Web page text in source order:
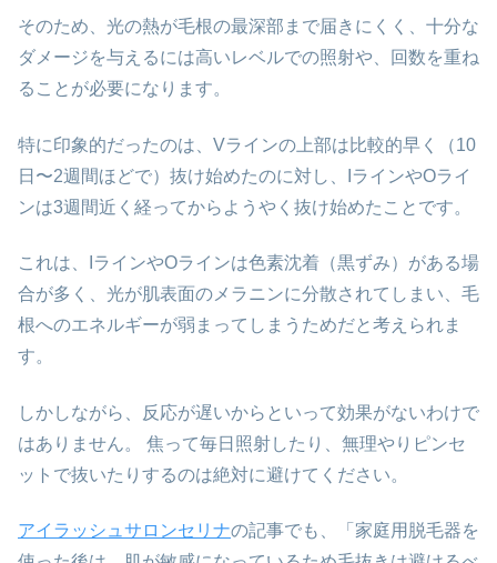
そのため、光の熱が毛根の最深部まで届きにくく、十分な
ダメージを与えるには高いレベルでの照射や、回数を重ね
ることが必要になります。
特に印象的だったのは、Vラインの上部は比較的早く（10
日〜2週間ほどで）抜け始めたのに対し、IラインやOライ
ンは3週間近く経ってからようやく抜け始めたことです。
これは、IラインやOラインは色素沈着（黒ずみ）がある場
合が多く、光が肌表面のメラニンに分散されてしまい、毛
根へのエネルギーが弱まってしまうためだと考えられま
す。
しかしながら、反応が遅いからといって効果がないわけで
はありません。 焦って毎日照射したり、無理やりピンセ
ットで抜いたりするのは絶対に避けてください。
アイラッシュサロンセリナの記事でも、「家庭用脱毛器を